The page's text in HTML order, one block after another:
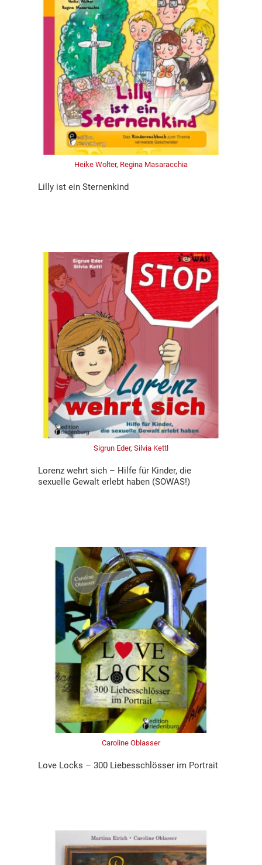
Heike Wolter, Regina Masaracchia
Lilly ist ein Sternenkind
Sigrun Eder, Silvia Kettl
Lorenz wehrt sich – Hilfe für Kinder, die
sexuelle Gewalt erlebt haben (SOWAS!)
Caroline Oblasser
Love Locks – 300 Liebesschlösser im Portrait